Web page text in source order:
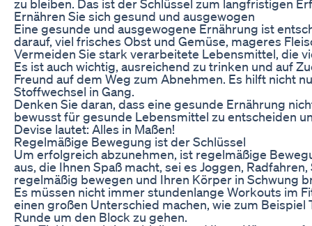
zu bleiben. Das ist der Schlüssel zum langfristigen
Ernähren Sie sich gesund und ausgewogen
Eine gesunde und ausgewogene Ernährung ist
darauf, viel frisches Obst und Gemüse, mageres
Vermeiden Sie stark verarbeitete Lebensmittel, die
Es ist auch wichtig, ausreichend zu trinken und auf
Freund auf dem Weg zum Abnehmen. Es hilft nicht
Stoffwechsel in Gang.
Denken Sie daran, dass eine gesunde Ernährung
bewusst für gesunde Lebensmittel zu entscheiden
Devise lautet: Alles in Maßen!
Regelmäßige Bewegung ist der Schlüssel
Um erfolgreich abzunehmen, ist regelmäßige
aus, die Ihnen Spaß macht, sei es Joggen,
regelmäßig bewegen und Ihren Körper in Schwung
Es müssen nicht immer stundenlange Workouts im
einen großen Unterschied machen, wie zum
Runde um den Block zu gehen.